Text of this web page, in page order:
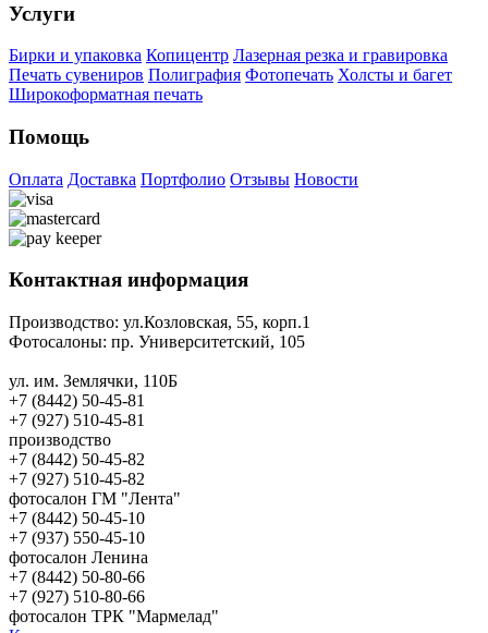
Услуги
Бирки и упаковка Копицентр Лазерная резка и гравировка
Печать сувениров Полиграфия Фотопечать Холсты и багет
Широкоформатная печать
Помощь
Оплата Доставка Портфолио Отзывы Новости
Контактная информация
Производство: ул.Козловская, 55, корп.1
Фотосалоны: пр. Университетский, 105
ул. им. Землячки, 110Б
+7 (8442) 50-45-81
+7 (927) 510-45-81
производство
+7 (8442) 50-45-82
+7 (927) 510-45-82
фотосалон ГМ "Лента"
+7 (8442) 50-45-10
+7 (937) 550-45-10
фотосалон Ленина
+7 (8442) 50-80-66
+7 (927) 510-80-66
фотосалон ТРК "Мармелад"